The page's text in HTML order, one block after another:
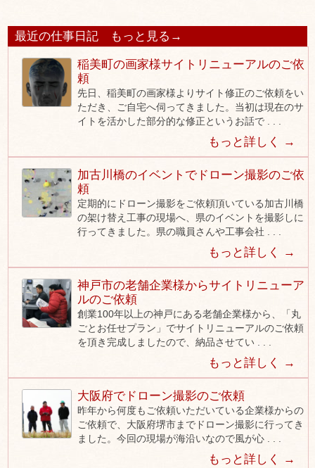
最近の仕事日記 もっと見る→
稲美町の画家様サイトリニューアルのご依
頼
先日、稲美町の画家様よりサイト修正のご依頼をい
ただき、ご自宅へ伺ってきました。当初は現在のサ
イトを活かした部分的な修正というお話で . . .
もっと詳しく →
加古川橋のイベントでドローン撮影のご依
頼
定期的にドローン撮影をご依頼頂いている加古川橋
の架け替え工事の現場へ、県のイベントを撮影しに
行ってきました。県の職員さんや工事会社 . . .
もっと詳しく →
神戸市の老舗企業様からサイトリニューア
ルのご依頼
創業100年以上の神戸にある老舗企業様から、「丸
ごとお任せプラン」でサイトリニューアルのご依頼
を頂き完成しましたので、納品させてい . . .
もっと詳しく →
大阪府でドローン撮影のご依頼
昨年から何度もご依頼いただいている企業様からの
ご依頼で、大阪府堺市までドローン撮影に行ってき
ました。今回の現場が海沿いなので風が心 . . .
もっと詳しく →